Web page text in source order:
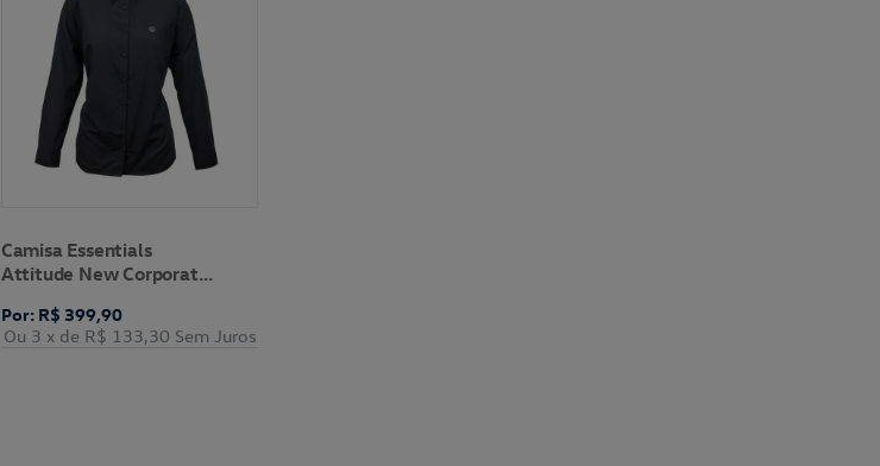
Camisa Essentials
Attitude New Corporate
Por: R$ 399,90
Ou 3 x de R$ 133,30 Sem Juros